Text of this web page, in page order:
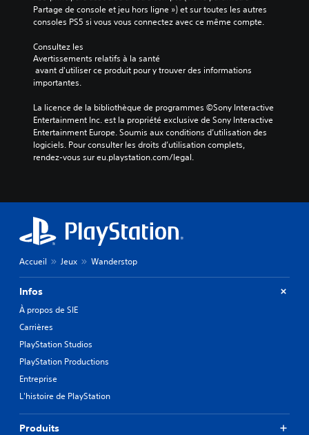
Partage de console et jeu hors ligne ») et sur toutes les autres
consoles PS5 si vous vous connectez avec ce même compte.
Consultez les
Avertissements relatifs à la santé
importantes.
La licence de la bibliothèque de programmes ©Sony Interactive
Entertainment Inc. est la propriété exclusive de Sony Interactive
Entertainment Europe. Soumis aux conditions d’utilisation des
logiciels. Pour consulter les droits d’utilisation complets,
rendez-vous sur eu.playstation.com/legal.
Accueil Jeux Wanderstop
Infos
À propos de SIE
Carrières
PlayStation Studios
PlayStation Productions
Entreprise
L'histoire de PlayStation
Produits